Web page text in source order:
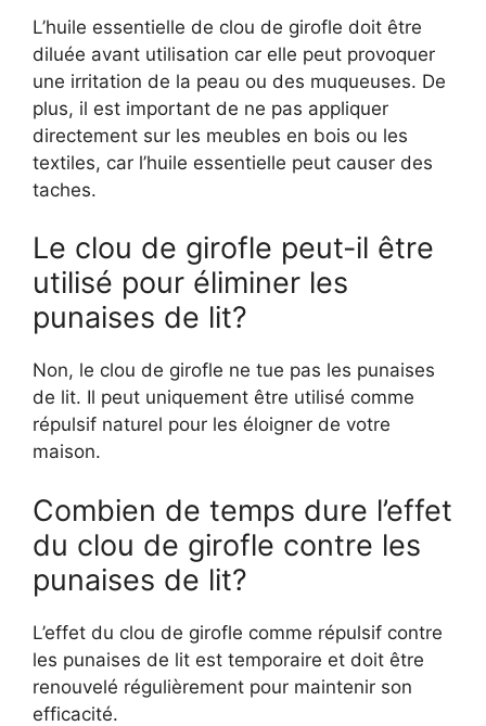
L’huile essentielle de clou de girofle doit être
diluée avant utilisation car elle peut provoquer
une irritation de la peau ou des muqueuses. De
plus, il est important de ne pas appliquer
directement sur les meubles en bois ou les
textiles, car l’huile essentielle peut causer des
taches.
Le clou de girofle peut-il être
utilisé pour éliminer les
punaises de lit?
Non, le clou de girofle ne tue pas les punaises
de lit. Il peut uniquement être utilisé comme
répulsif naturel pour les éloigner de votre
maison.
Combien de temps dure l’effet
du clou de girofle contre les
punaises de lit?
L’effet du clou de girofle comme répulsif contre
les punaises de lit est temporaire et doit être
renouvelé régulièrement pour maintenir son
efficacité.